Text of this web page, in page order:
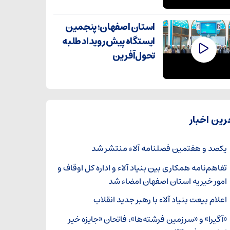
استان اصفهان؛ پنجمین
ایستگاه پیش رویداد طلبه
تحول‌آفرین
اخبار
یکصد و هفتمین فصلنامه آلاء منتشر شد
تفاهم‌نامه همکاری بین بنیاد آلاء و اداره کل اوقاف و
امور خیریه استان اصفهان امضاء شد
اعلام بیعت بنیاد آلاء با رهبر جدید انقلاب
«آگیرا» و «سرزمین فرشته‌ها»، فاتحان «جایزه خیر